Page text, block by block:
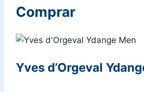
Comprar
Yves d’Orgeval